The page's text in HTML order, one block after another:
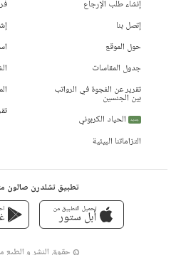
إنشاء طلب الإرجاع
إتصل بنا
حول الموقع
جدول المقاسات
تقرير عن الفجوة في الرواتب
بين الجنسين
جديد
الحياد الكربوني
التزاماتنا البيئية
تطبيق تشلدرن صالون
تحميل التطبيق من
أبل ستور
© حقوق النشر و الطبع